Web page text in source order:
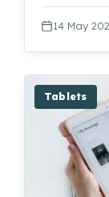
14 May
Tablets